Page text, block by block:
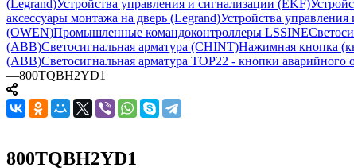
(Legrand)Устройства управления и сигнализации (EKF)
аксессуары монтажа на дверь (Legrand)Устройства
(OWEN)Промышленные командоконтроллеры LSSINE
(ABB)Светосигнальная арматура (CHINT)Нажимная кнопка
(ABB)Светосигнальная арматура TOP22 - кнопки аварийного
—800TQBH2YD1
800TQBH2YD1